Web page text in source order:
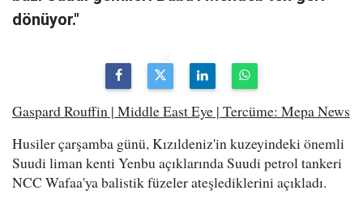
dönüyor."
Gaspard Rouffin | Middle East Eye | Tercüme: Mepa News
Husiler çarşamba günü, Kızıldeniz'in kuzeyindeki önemli
Suudi liman kenti Yenbu açıklarında Suudi petrol tankeri
NCC Wafaa'ya balistik füzeler ateşlediklerini açıkladı.